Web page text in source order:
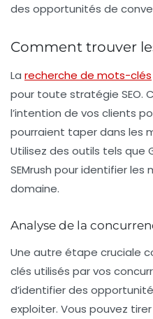
des opportunités de
Comment trouver
La recherche de mots-clés
pour toute stratégie SEO.
l’intention de vos clients
pourraient taper dans les
Utilisez des outils tels que
SEMrush pour identifier
domaine.
Analyse de la
Une autre étape cruciale
clés utilisés par vos
d’identifier des
exploiter. Vous pouvez